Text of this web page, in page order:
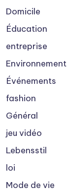
Domicile
Éducation
entreprise
Environnement
Événements
fashion
Général
jeu vidéo
Lebensstil
loi
Mode de vie